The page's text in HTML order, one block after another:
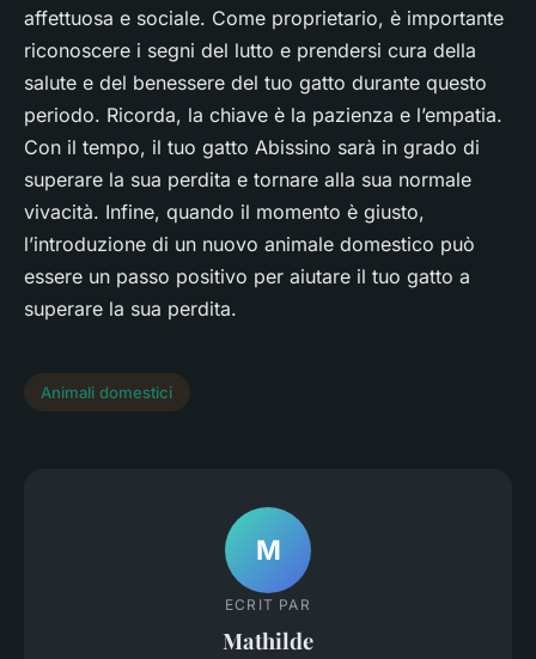
affettuosa e sociale. Come proprietario, è importante
riconoscere i segni del lutto e prendersi cura della
salute e del benessere del tuo gatto durante questo
periodo. Ricorda, la chiave è la pazienza e l’empatia.
Con il tempo, il tuo gatto Abissino sarà in grado di
superare la sua perdita e tornare alla sua normale
vivacità. Infine, quando il momento è giusto,
l’introduzione di un nuovo animale domestico può
essere un passo positivo per aiutare il tuo gatto a
superare la sua perdita.
Animali domestici
M
ECRIT PAR
Mathilde